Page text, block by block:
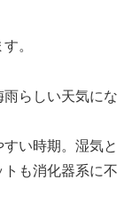
。
らしい天気にな
い時期。湿気と
も消化器系に不